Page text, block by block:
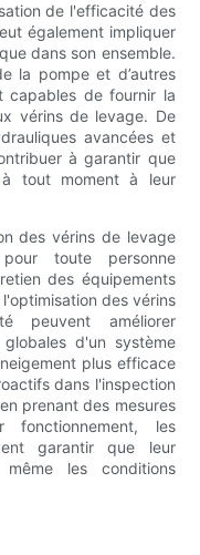
de l'efficacité des
également impliquer
dans son ensemble.
la pompe et d’autres
capables de fournir la
vérins de levage. De
avancées et
à garantir que
tout moment à leur
des vérins de levage
toute personne
des équipements
des vérins
peuvent améliorer
d'un système
plus efficace
dans l'inspection
prenant des mesures
les
garantir que leur
les conditions